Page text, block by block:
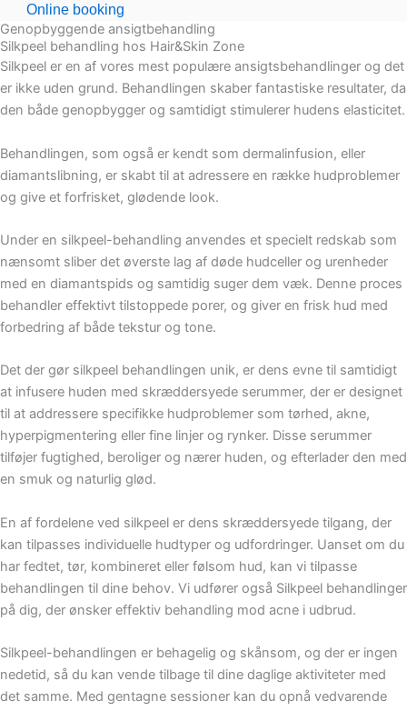
Online booking
Genopbyggende ansigtbehandling
Silkpeel behandling hos Hair&Skin Zone
Silkpeel er en af vores mest populære ansigtsbehandlinger og det
er ikke uden grund. Behandlingen skaber fantastiske resultater, da
den både genopbygger og samtidigt stimulerer hudens elasticitet.
Behandlingen, som også er kendt som dermalinfusion, eller
diamantslibning, er skabt til at adressere en række hudproblemer
og give et forfrisket, glødende look.
Under en silkpeel-behandling anvendes et specielt redskab som
nænsomt sliber det øverste lag af døde hudceller og urenheder
med en diamantspids og samtidig suger dem væk. Denne proces
behandler effektivt tilstoppede porer, og giver en frisk hud med
forbedring af både tekstur og tone.
Det der gør silkpeel behandlingen unik, er dens evne til samtidigt
at infusere huden med skræddersyede serummer, der er designet
til at addressere specifikke hudproblemer som tørhed, akne,
hyperpigmentering eller fine linjer og rynker. Disse serummer
tilføjer fugtighed, beroliger og nærer huden, og efterlader den med
en smuk og naturlig glød.
En af fordelene ved silkpeel er dens skræddersyede tilgang, der
kan tilpasses individuelle hudtyper og udfordringer. Uanset om du
har fedtet, tør, kombineret eller følsom hud, kan vi tilpasse
behandlingen til dine behov. Vi udfører også Silkpeel behandlinger
på dig, der ønsker effektiv behandling mod acne i udbrud.
Silkpeel-behandlingen er behagelig og skånsom, og der er ingen
nedetid, så du kan vende tilbage til dine daglige aktiviteter med
det samme. Med gentagne sessioner kan du opnå vedvarende